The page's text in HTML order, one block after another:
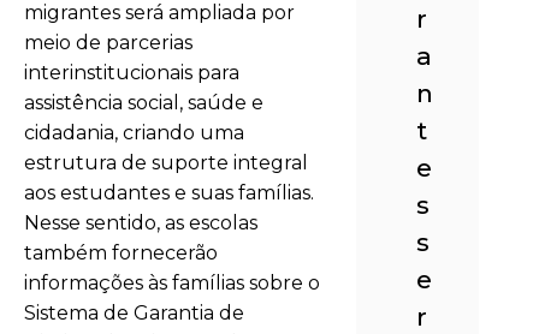
r
a
n
t
e
s
s
e
r
migrantes será ampliada por
meio de parcerias
interinstitucionais para
assistência social, saúde e
cidadania, criando uma
estrutura de suporte integral
aos estudantes e suas famílias.
Nesse sentido, as escolas
também fornecerão
informações às famílias sobre o
Sistema de Garantia de